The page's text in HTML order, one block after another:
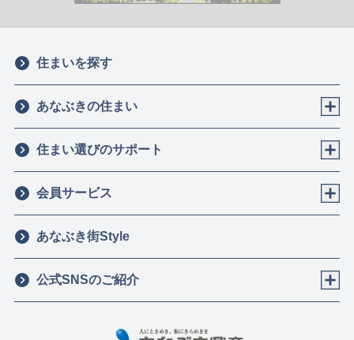
住まいを探す
あなぶきの住まい
住まい選びのサポート
会員サービス
あなぶき街Style
公式SNSのご紹介